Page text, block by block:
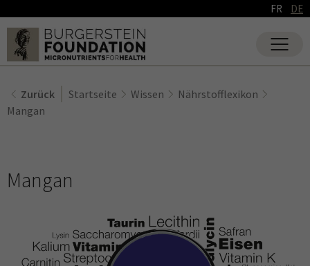
FR DE
Zurück Startseite Wissen
Nährstofflexikon
Mangan
Mangan